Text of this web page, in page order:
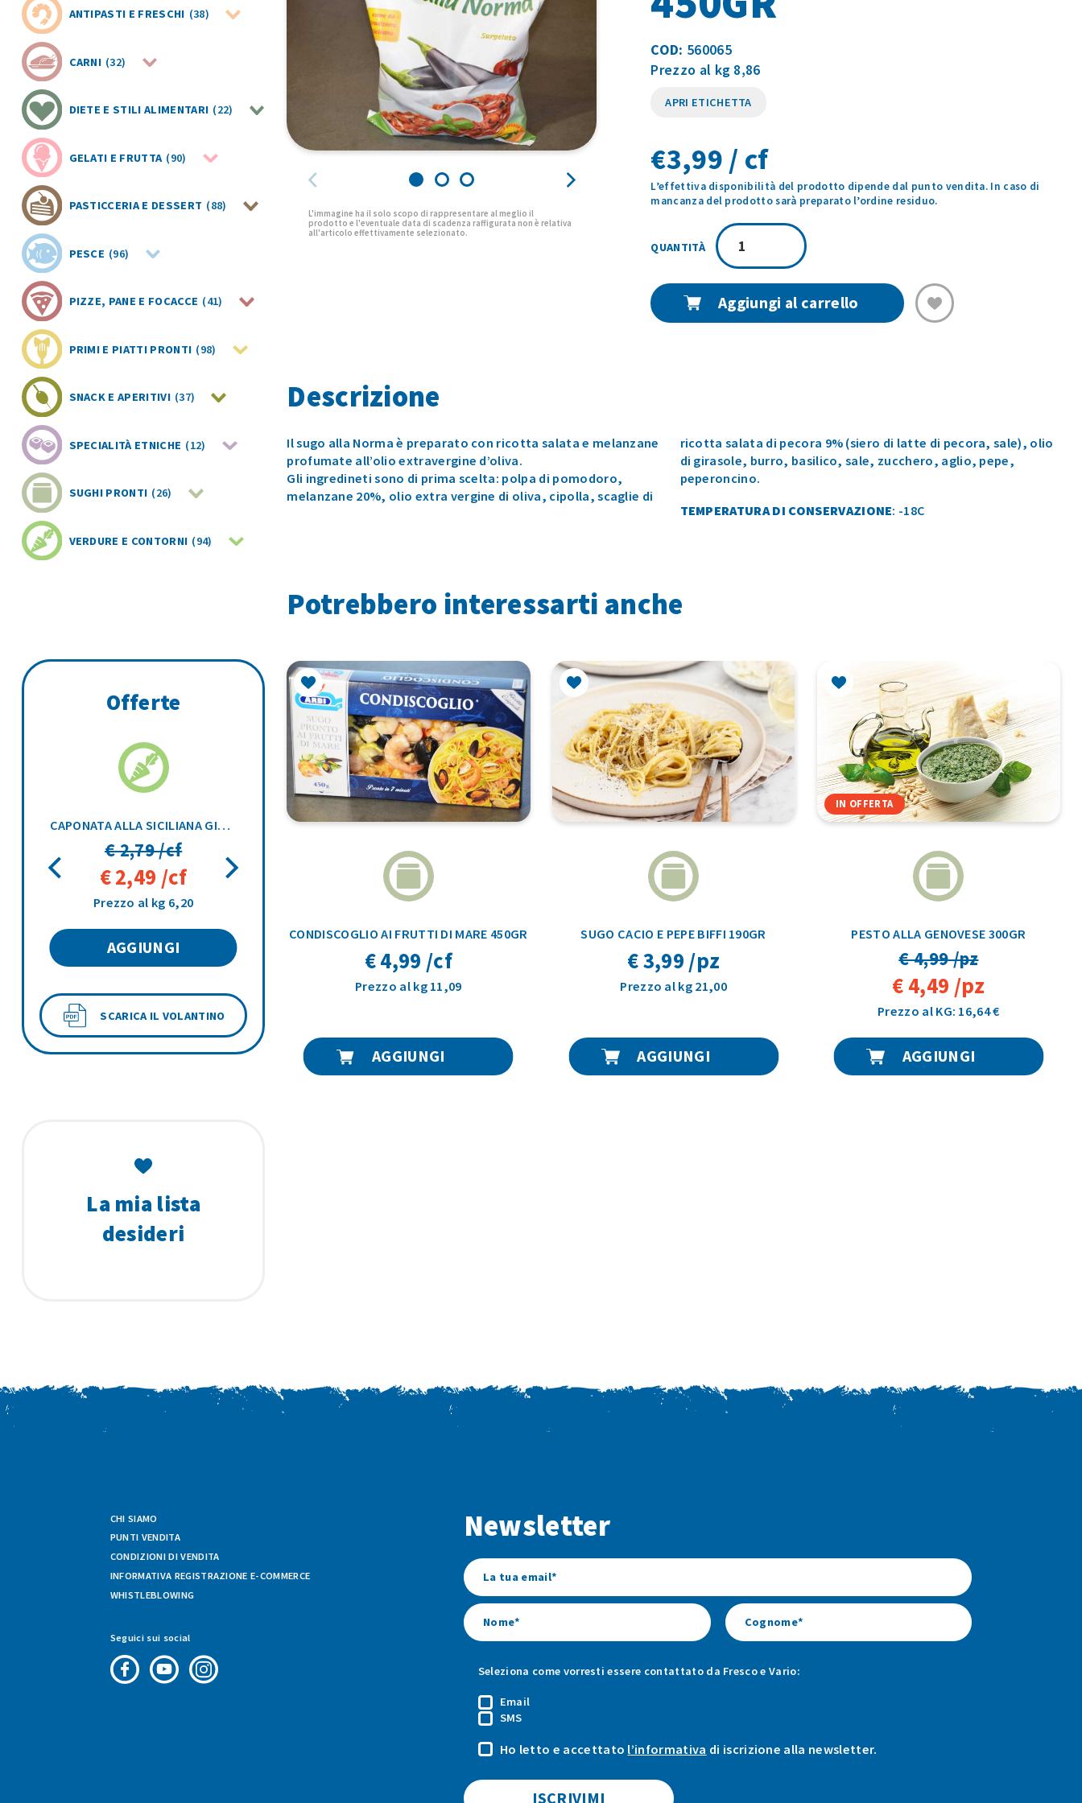
ANTIPASTI E FRESCHI (38)
CARNI (32)
DIETE E STILI ALIMENTARI (22)
GELATI E FRUTTA (90)
PASTICCERIA E DESSERT (88)
PESCE (96)
PIZZE, PANE E FOCACCE (41)
PRIMI E PIATTI PRONTI (98)
SNACK E APERITIVI (37)
SPECIALITÀ ETNICHE (12)
SUGHI PRONTI (26)
VERDURE E CONTORNI (94)
Offerte
CAPONATA ALLA SICILIANA GIAS 450GR
€ 2,79 /cf
€ 2,49 /cf
Prezzo al kg 6,20
AGGIUNGI
SCARICA IL VOLANTINO
La mia lista
desideri
COD: 560065
Prezzo al kg 8,86
APRI ETICHETTA
€3,99 / cf
L’effettiva disponibilità del prodotto dipende dal punto vendita. In caso di
mancanza del prodotto sarà preparato l’ordine residuo.
SUGO
ALLA
NORMA
quantità
Aggiungi al carrello
Descrizione
Il sugo alla Norma è preparato con ricotta salata e melanzane
profumate all’olio extravergine d’oliva.
Gli ingredineti sono di prima scelta: polpa di pomodoro,
melanzane 20%, olio extra vergine di oliva, cipolla, scaglie di
ricotta salata di pecora 9% (siero di latte di pecora, sale), olio
di girasole, burro, basilico, sale, zucchero, aglio, pepe,
peperoncino.
TEMPERATURA DI CONSERVAZIONE: -18C
Potrebbero interessarti anche
CONDISCOGLIO AI FRUTTI DI MARE 450GR
€ 4,99 /cf
Prezzo al kg 11,09
AGGIUNGI
SUGO CACIO E PEPE BIFFI 190GR
€ 3,99 /pz
Prezzo al kg 21,00
AGGIUNGI
IN OFFERTA
PESTO ALLA GENOVESE 300GR
€ 4,99 /pz
€ 4,49 /pz
Prezzo al KG: 16,64 €
AGGIUNGI
CHI SIAMO
PUNTI VENDITA
CONDIZIONI DI VENDITA
INFORMATIVA REGISTRAZIONE E-COMMERCE
WHISTLEBLOWING
Seguici sui social
Newsletter
Seleziona come vorresti essere contattato da Fresco e Vario:
Email
SMS
Ho letto e accettato l’informativa di iscrizione alla newsletter.